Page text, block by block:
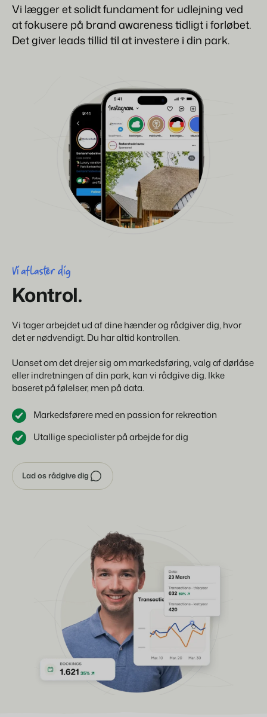
Vi lægger et solidt fundament for udlejning ved
at fokusere på brand awareness tidligt i forløbet.
Det giver leads tillid til at investere i din park.
Vi aflaster dig
Kontrol.
Vi tager arbejdet ud af dine hænder og rådgiver dig, hvor
det er nødvendigt. Du har altid kontrollen.
Uanset om det drejer sig om markedsføring, valg af dørlåse
eller indretningen af din park, kan vi rådgive dig. Ikke
baseret på følelser, men på data.
Markedsførere med en passion for rekreation
Utallige specialister på arbejde for dig
Lad os rådgive dig